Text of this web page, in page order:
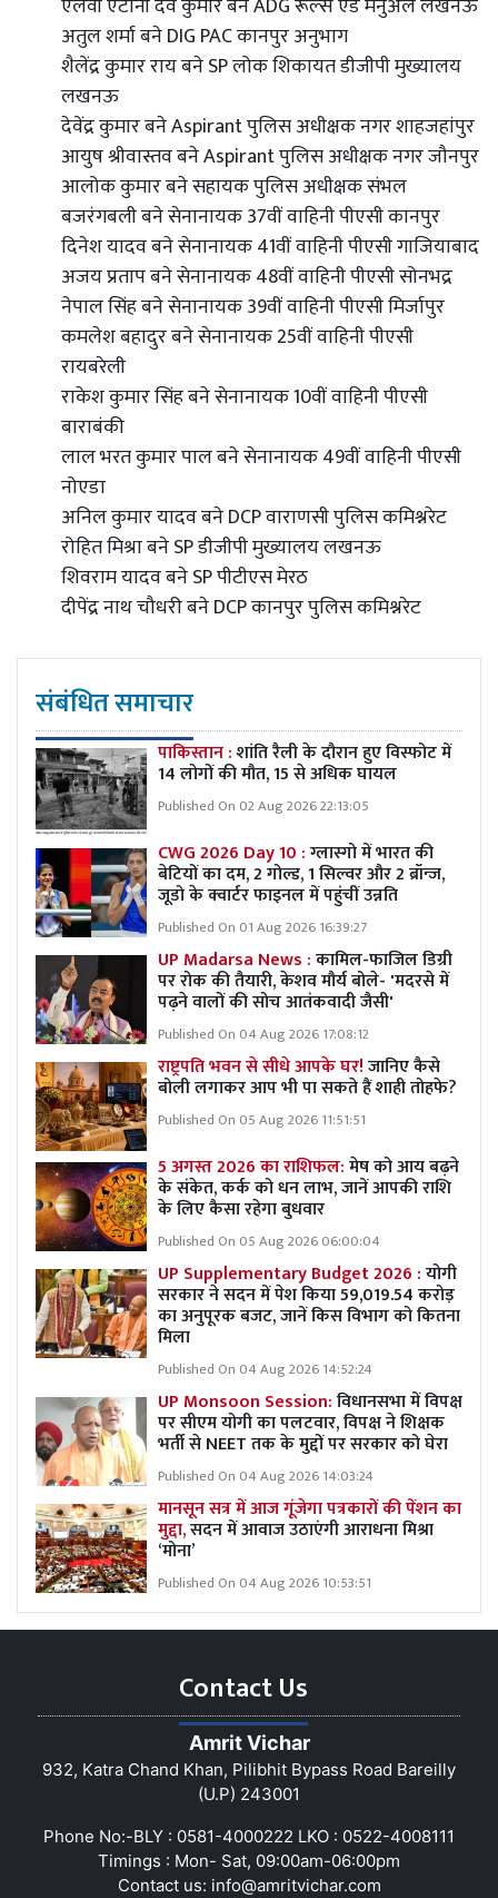
एलवी एंटोनी देव कुमार बने ADG रूल्स एंड मैनुअल लखनऊ
अतुल शर्मा बने DIG PAC कानपुर अनुभाग
शैलेंद्र कुमार राय बने SP लोक शिकायत डीजीपी मुख्यालय
लखनऊ
देवेंद्र कुमार बने Aspirant पुलिस अधीक्षक नगर शाहजहांपुर
आयुष श्रीवास्तव बने Aspirant पुलिस अधीक्षक नगर जौनपुर
आलोक कुमार बने सहायक पुलिस अधीक्षक संभल
बजरंगबली बने सेनानायक 37वीं वाहिनी पीएसी कानपुर
दिनेश यादव बने सेनानायक 41वीं वाहिनी पीएसी गाजियाबाद
अजय प्रताप बने सेनानायक 48वीं वाहिनी पीएसी सोनभद्र
नेपाल सिंह बने सेनानायक 39वीं वाहिनी पीएसी मिर्जापुर
कमलेश बहादुर बने सेनानायक 25वीं वाहिनी पीएसी
रायबरेली
राकेश कुमार सिंह बने सेनानायक 10वीं वाहिनी पीएसी
बाराबंकी
लाल भरत कुमार पाल बने सेनानायक 49वीं वाहिनी पीएसी
नोएडा
अनिल कुमार यादव बने DCP वाराणसी पुलिस कमिश्नरेट
रोहित मिश्रा बने SP डीजीपी मुख्यालय लखनऊ
शिवराम यादव बने SP पीटीएस मेरठ
दीपेंद्र नाथ चौधरी बने DCP कानपुर पुलिस कमिश्नरेट
संबंधित समाचार
पाकिस्तान :शांति रैली के दौरान हुए विस्फोट में
14 लोगों की मौत, 15 से अधिक घायल
Published On 02 Aug 2026 22:13:05
CWG 2026 Day 10 :ग्लास्गो में भारत की
बेटियों का दम, 2 गोल्ड, 1 सिल्वर और 2 ब्रॉन्ज,
जूडो के क्वार्टर फाइनल में पहुंचीं उन्नति
Published On 01 Aug 2026 16:39:27
UP Madarsa News :कामिल-फाजिल डिग्री
पर रोक की तैयारी, केशव मौर्य बोले- 'मदरसे में
पढ़ने वालों की सोच आतंकवादी जैसी'
Published On 04 Aug 2026 17:08:12
राष्ट्रपति भवन से सीधे आपके घर!जानिए कैसे
बोली लगाकर आप भी पा सकते हैं शाही तोहफे?
Published On 05 Aug 2026 11:51:51
5 अगस्त 2026 का राशिफल:मेष को आय बढ़ने
के संकेत, कर्क को धन लाभ, जानें आपकी राशि
के लिए कैसा रहेगा बुधवार
Published On 05 Aug 2026 06:00:04
UP Supplementary Budget 2026 :योगी
सरकार ने सदन में पेश किया 59,019.54 करोड़
का अनुपूरक बजट, जानें किस विभाग को कितना
मिला
Published On 04 Aug 2026 14:52:24
UP Monsoon Session:विधानसभा में विपक्ष
पर सीएम योगी का पलटवार, विपक्ष ने शिक्षक
भर्ती से NEET तक के मुद्दों पर सरकार को घेरा
Published On 04 Aug 2026 14:03:24
मानसून सत्र में आज गूंजेगा पत्रकारों की पेंशन का
मुद्दा,सदन में आवाज उठाएंगी आराधना मिश्रा
‘मोना’
Published On 04 Aug 2026 10:53:51
Contact Us
Amrit Vichar
932, Katra Chand Khan, Pilibhit Bypass Road Bareilly
(U.P) 243001
Phone No:-BLY : 0581-4000222 LKO : 0522-4008111
Timings : Mon- Sat, 09:00am-06:00pm
Contact us: info@amritvichar.com